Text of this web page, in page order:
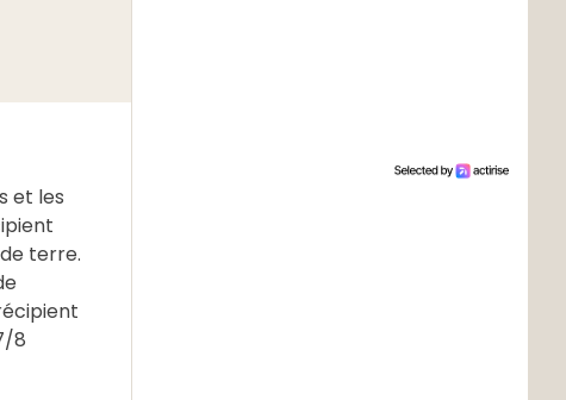
et les
terre.
8